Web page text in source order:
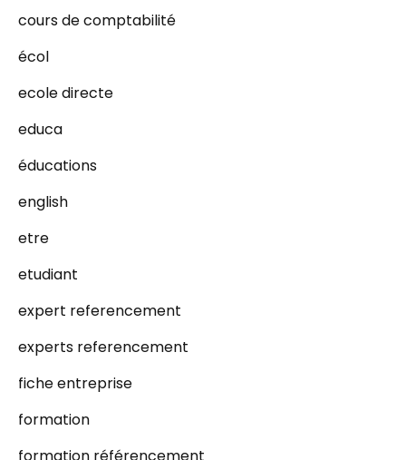
cours de comptabilité
écol
ecole directe
educa
éducations
english
etre
etudiant
expert referencement
experts referencement
fiche entreprise
formation